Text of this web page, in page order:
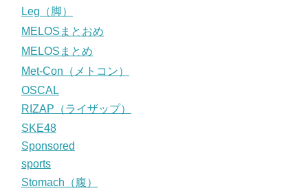
Leg（脚）
MELOSまとおめ
MELOSまとめ
Met-Con（メトコン）
OSCAL
RIZAP（ライザップ）
SKE48
Sponsored
sports
Stomach（腹）